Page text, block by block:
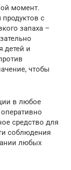
момент.
продуктов с
запаха –
детей и
чтобы
в любое
средство для
соблюдения
любых